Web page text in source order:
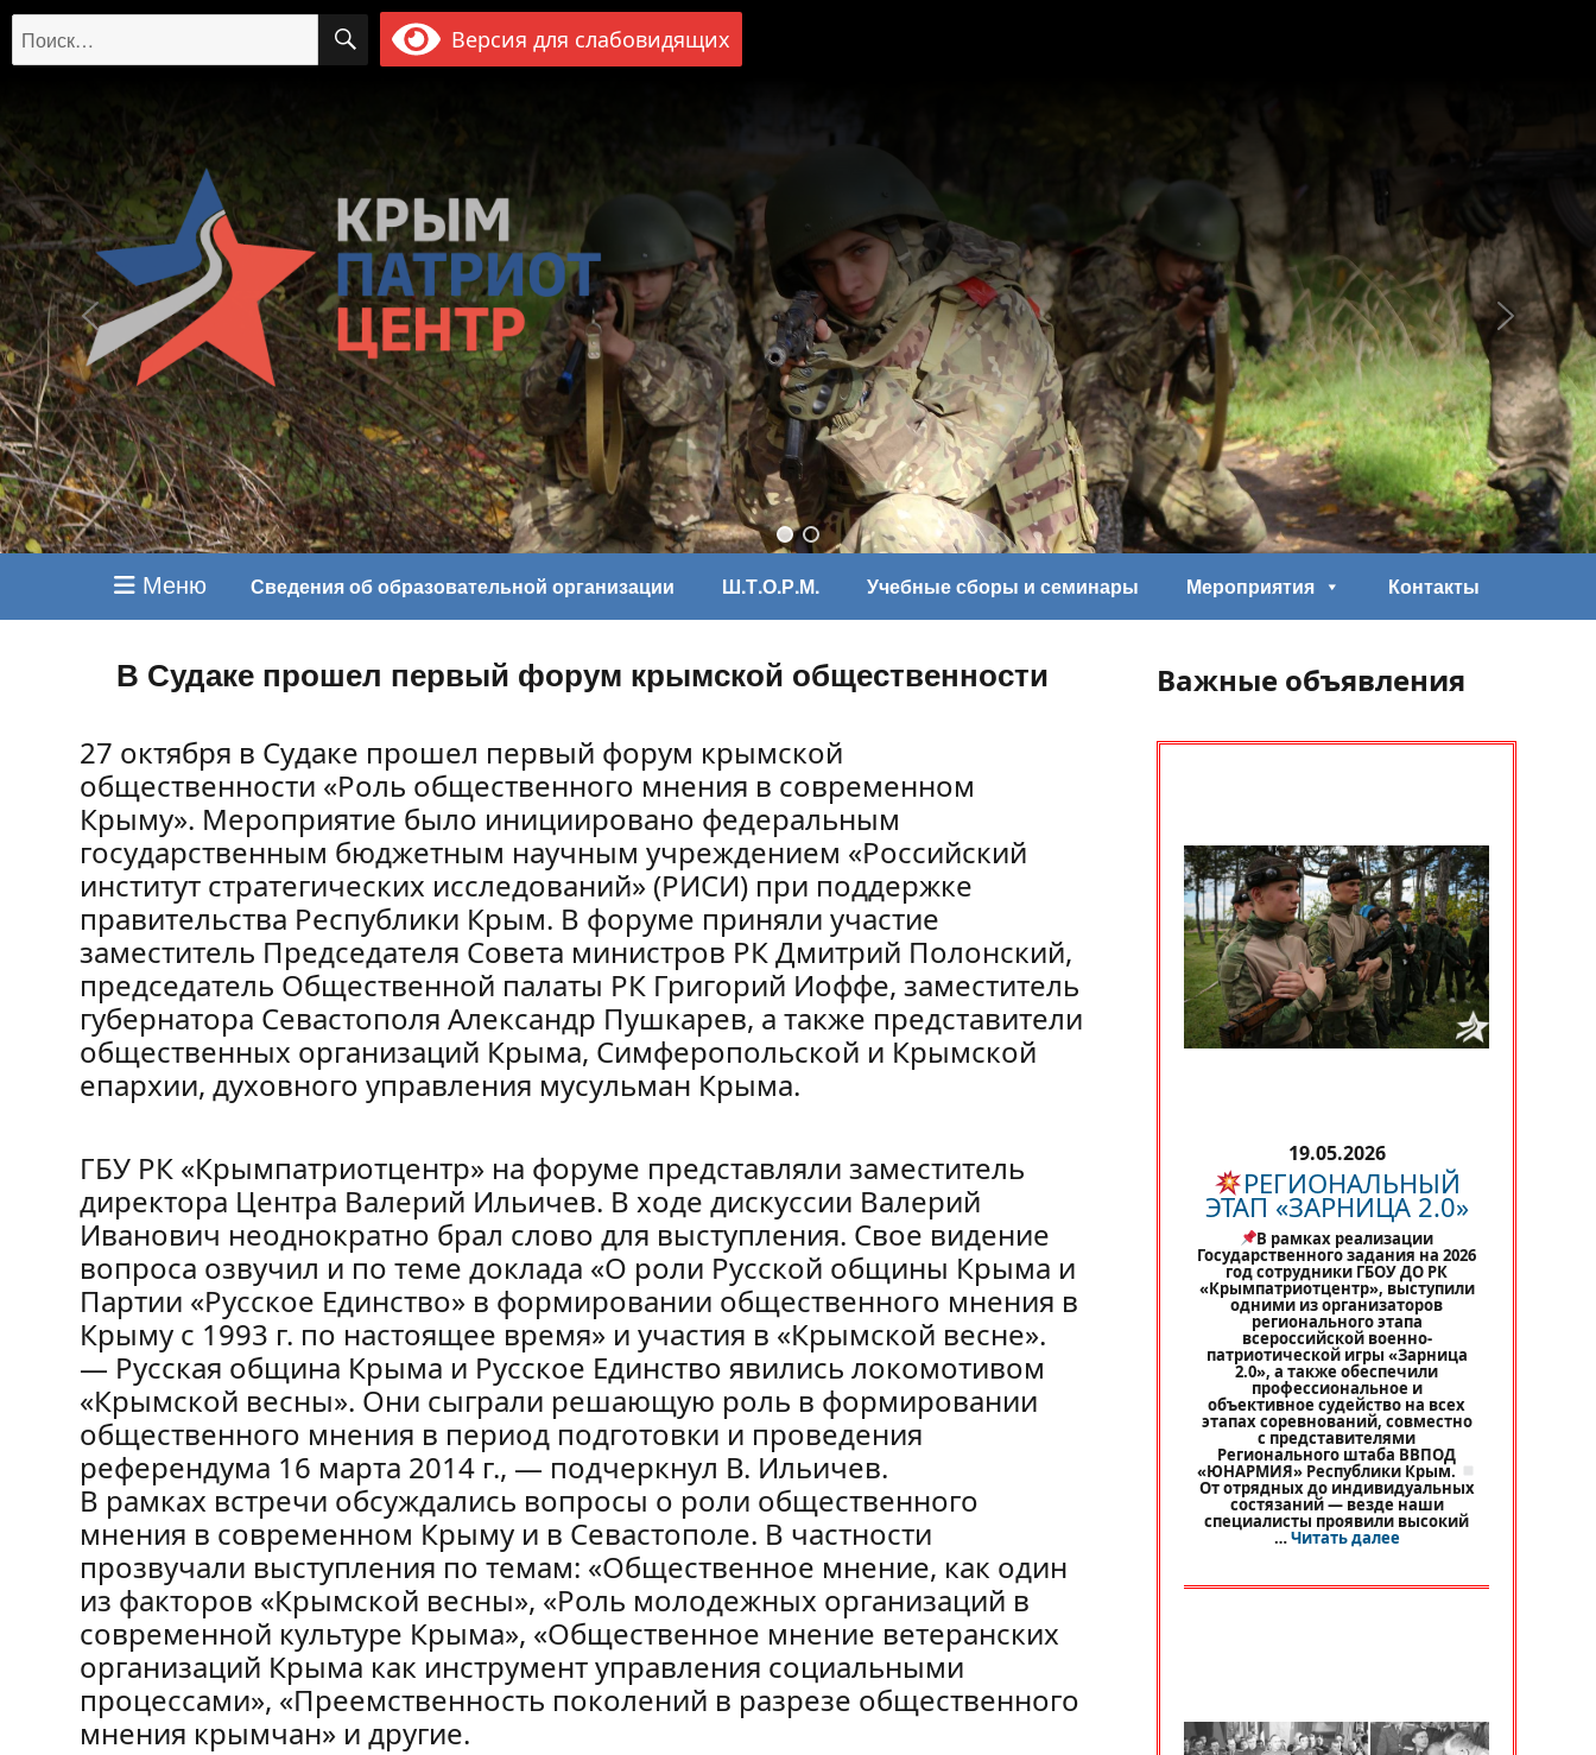
Искать: ПОИСК
Версия для слабовидящих
Меню Сведения об образовательной организации Ш.Т.О.Р.М. Учебные сборы и семинары Мероприятия Контакты
В Судаке прошел первый форум крымской общественности
27 октября в Судаке прошел первый форум крымской
общественности «Роль общественного мнения в современном
Крыму». Мероприятие было инициировано федеральным
государственным бюджетным научным учреждением «Российский
институт стратегических исследований» (РИСИ) при поддержке
правительства Республики Крым. В форуме приняли участие
заместитель Председателя Совета министров РК Дмитрий Полонский,
председатель Общественной палаты РК Григорий Иоффе, заместитель
губернатора Севастополя Александр Пушкарев, а также представители
общественных организаций Крыма, Симферопольской и Крымской
епархии, духовного управления мусульман Крыма.
ГБУ РК «Крымпатриотцентр» на форуме представляли заместитель
директора Центра Валерий Ильичев. В ходе дискуссии Валерий
Иванович неоднократно брал слово для выступления. Свое видение
вопроса озвучил и по теме доклада «О роли Русской общины Крыма и
Партии «Русское Единство» в формировании общественного мнения в
Крыму с 1993 г. по настоящее время» и участия в «Крымской весне».
— Русская община Крыма и Русское Единство явились локомотивом
«Крымской весны». Они сыграли решающую роль в формировании
общественного мнения в период подготовки и проведения
референдума 16 марта 2014 г., — подчеркнул В. Ильичев.
В рамках встречи обсуждались вопросы о роли общественного
мнения в современном Крыму и в Севастополе. В частности
прозвучали выступления по темам: «Общественное мнение, как один
из факторов «Крымской весны», «Роль молодежных организаций в
современной культуре Крыма», «Общественное мнение ветеранских
организаций Крыма как инструмент управления социальными
процессами», «Преемственность поколений в разрезе общественного
мнения крымчан» и другие.
Важные объявления
19.05.2026
РЕГИОНАЛЬНЫЙ
ЭТАП «ЗАРНИЦА 2.0»
В рамках реализации
Государственного задания на 2026
год сотрудники ГБОУ ДО РК
«Крымпатриотцентр», выступили
одними из организаторов
регионального этапа
всероссийской военно-
патриотической игры «Зарница
2.0», а также обеспечили
профессиональное и
объективное судейство на всех
этапах соревнований, совместно
с представителями
Регионального штаба ВВПОД
«ЮНАРМИЯ» Республики Крым.
От отрядных до индивидуальных
состязаний — везде наши
специалисты проявили высокий
…Читать далее«